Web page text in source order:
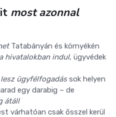
most azonnal
Tatabányán és környékén
hivatalokban indul, ügyvédek
ügyfélfogadássok helyen
egy darabig – de
átáll
várhatóan csak ősszel kerül